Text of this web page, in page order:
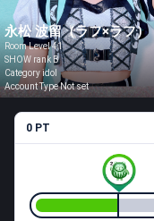
永松 波留（ラフ×ラフ）
Room Level 41
SHOW rank B
Category idol
Account Type Not set
0 PT